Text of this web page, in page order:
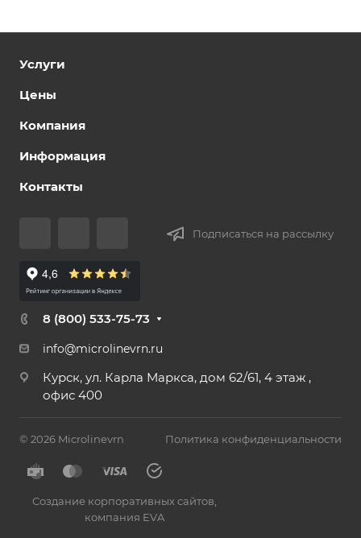
Услуги
Цены
Компания
Информация
Контакты
Подписаться на рассылку
8 (800) 533-75-73
info@microlinevrn.ru
Курск, ул. Карла Маркса, дом 62/61, 4 этаж ,
офис 400
© 2026 Microlinevrn Политика конфиденциальности
Создание корпоративных сайтов
компания EVA